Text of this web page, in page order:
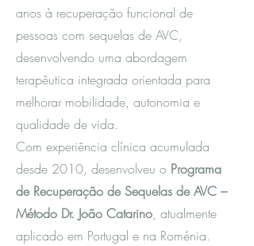
anos à recuperação funcional de
pessoas com sequelas de AVC,
desenvolvendo uma abordagem
terapêutica integrada orientada para
melhorar mobilidade, autonomia e
qualidade de vida.
Com experiência clínica acumulada
desde 2010, desenvolveu o Programa
de Recuperação de Sequelas de AVC –
Método Dr. João Catarino, atualmente
aplicado em Portugal e na Roménia.